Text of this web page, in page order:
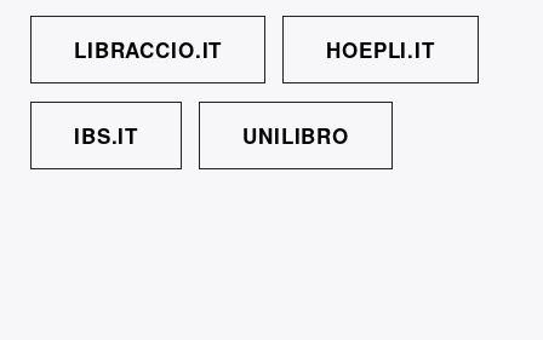
LIBRACCIO.IT HOEPLI.IT
IBS.IT UNILIBRO